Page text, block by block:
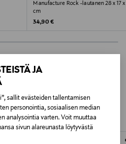
JA
sallit evästeiden tallentamisen
personointia, sosiaalisen median
analysointia varten. Voit muuttaa
sivun alareunasta löytyvästä
Manufacture Rock -lautanen 28 x 17 x
cm
Original Price
34,90 €